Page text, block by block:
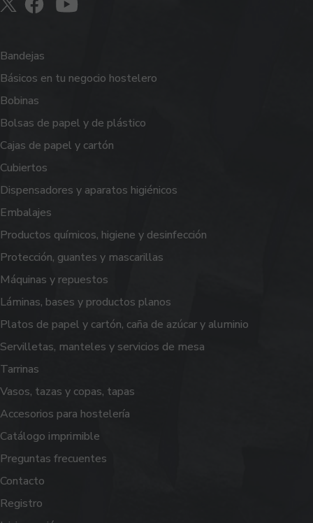
Bandejas
Básicos en tu negocio hostelero
Bobinas
Bolsas de papel y de plástico
Cajas de papel y cartón
Cubiertos
Dispensadores y aparatos higiénicos
Embalajes
Productos químicos, higiene y desinfección
Protección, guantes y mascarillas
Máquinas y repuestos
Láminas, bases y productos planos
Platos de papel y cartón, caña de azúcar y aluminio
Servilletas, manteles y servicios de mesa
Tarrinas
Vasos, tazas y copas, tapas
Accesorios para hostelería
Catálogo imprimible
Preguntas frecuentes
Contacto
Registro